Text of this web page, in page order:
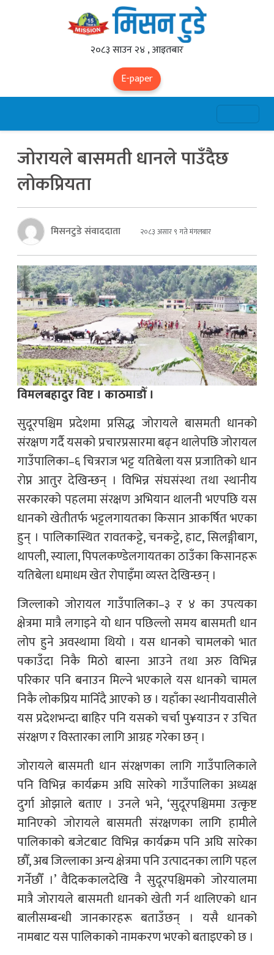
२०८३ साउन २४ , आइतबार
E-paper
जोरायले बासमती धानले पाउँदैछ
लोकप्रियता
मिसनटुडे संवाददाता २०८३ असार ९ गते मंगलबार
विमलबहादुर विष्ट । काठमाडौँ ।
सुदूरपश्चिम प्रदेशमा प्रसिद्ध जोरायले बासमती धानको
संरक्षण गर्दै यसको प्रचारप्रसारमा बढ्न थालेपछि जोरायल
गाउँपालिका–६ चित्रराज भट्ट यतिबेला यस प्रजातिको धान
रोप्न आतुर देखिन्छन् । विभिन्न संघसंस्था तथा स्थानीय
सरकारको पहलमा संरक्षण अभियान थालनी भएपछि यस
धानको खेतीतर्फ भट्टलगायतका किसान आकर्षित भएका
हुन् । पालिकास्थित रावतकट्टे, चनकट्टे, हाट, सिलङ्गीबाग,
थापली, स्याला, पिपलकण्डेलगायतका ठाउँका किसानहरू
यतिबेला धमाधम खेत रोपाइँमा व्यस्त देखिन्छन् ।
जिल्लाको जोरायल गाउँपालिका–३ र ४ का उपत्यका
क्षेत्रमा मात्रै लगाइने यो धान पछिल्लो समय बासमती धान
लोप हुने अवस्थामा थियो । यस धानको चामलको भात
पकाउँदा निकै मिठो बास्ना आउने तथा अरु विभिन्न
परिकार पनि बनाउन मिल्ने भएकाले यस धानको चामल
निकै लोकप्रिय मानिँदै आएको छ । यहाँका स्थानीयवासीले
यस प्रदेशभन्दा बाहिर पनि यसको चर्चा पु¥याउन र उचित
संरक्षण र विस्तारका लागि आग्रह गरेका छन् ।
जोरायले बासमती धान संरक्षणका लागि गाउँपालिकाले
पनि विभिन्न कार्यक्रम अघि सारेको गाउँपालिका अध्यक्ष
दुर्गा ओझाले बताए । उनले भने, ‘सुदूरपश्चिममा उत्कृष्ट
मानिएको जोरायले बासमती संरक्षणका लागि हामीले
पालिकाको बजेटबाट विभिन्न कार्यक्रम पनि अघि सारेका
छौँ, अब जिल्लाका अन्य क्षेत्रमा पनि उत्पादनका लागि पहल
गर्नेछौँ ।’ वैदिककालदेखि नै सुदूरपश्चिमको जोरयालमा
मात्रै जोरायले बासमती धानको खेती गर्न थालिएको धान
बालीसम्बन्धी जानकारहरू बताउँछन् । यसै धानको
नामबाट यस पालिकाको नामकरण भएको बताइएको छ ।